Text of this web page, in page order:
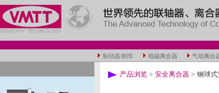
制动器/刹车 电磁离合器 气动离合
产品浏览 > 安全离合器 > 钢球